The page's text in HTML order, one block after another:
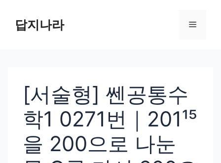
답지나라 메
[서술형] 쎈공통수
학1 0271번｜201¹⁵
을 200으로 나눈